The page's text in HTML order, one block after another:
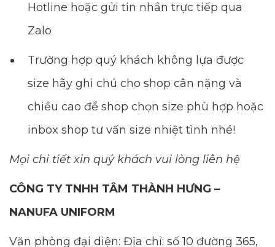
Hotline hoặc gửi tin nhắn trực tiếp qua
Zalo
Trường hợp quý khách không lựa được
size hãy ghi chú cho shop cân nặng và
chiều cao để shop chọn size phù hợp hoặc
inbox shop tư vấn size nhiệt tình nhé!
Mọi chi tiết xin quý khách vui lòng liên hệ
CÔNG TY TNHH TÂM THÀNH HƯNG –
NANUFA UNIFORM
Văn phòng đại diện: Địa chỉ: số 10 đường 365,